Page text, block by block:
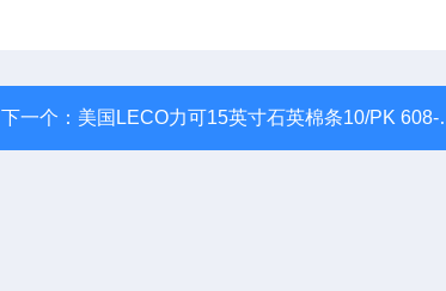
下一个： 美国LECO力可15英寸石英棉条10/PK 608-379